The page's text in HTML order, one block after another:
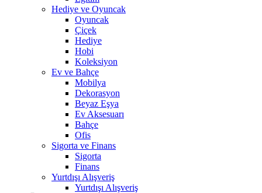
Hediye ve Oyuncak
Oyuncak
Çiçek
Hediye
Hobi
Koleksiyon
Ev ve Bahçe
Mobilya
Dekorasyon
Beyaz Eşya
Ev Aksesuarı
Bahçe
Ofis
Sigorta ve Finans
Sigorta
Finans
Yurtdışı Alışveriş
Yurtdışı Alışveriş